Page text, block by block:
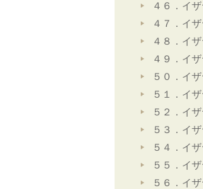
４６．イ
４７．イ
４８．イ
４９．イ
５０．イ
５１．イ
５２．イ
５３．イ
５４．イ
５５．イ
５６．イ